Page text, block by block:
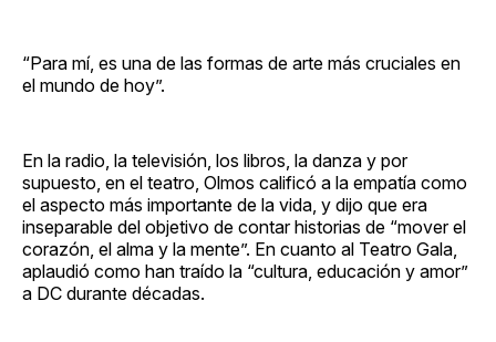
“Para mí, es una de las formas de arte más cruciales en
el mundo de hoy”.
En la radio, la televisión, los libros, la danza y por
supuesto, en el teatro, Olmos calificó a la empatía como
el aspecto más importante de la vida, y dijo que era
inseparable del objetivo de contar historias de “mover el
corazón, el alma y la mente”. En cuanto al Teatro Gala,
aplaudió como han traído la “cultura, educación y amor”
a DC durante décadas.